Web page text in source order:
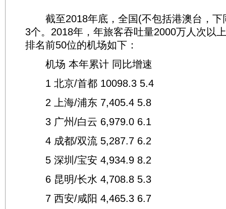
截至2018年底，全国(不包括港澳台，下
3个。2018年，年旅客吞吐量2000万人次以
排名前50位的机场如下：
机场 本年累计 同比增速
1 北京/首都 10098.3 5.4
2 上海/浦东 7,405.4 5.8
3 广州/白云 6,979.0 6.1
4 成都/双流 5,287.7 6.2
5 深圳/宝安 4,934.9 8.2
6 昆明/长水 4,708.8 5.3
7 西安/咸阳 4,465.3 6.7